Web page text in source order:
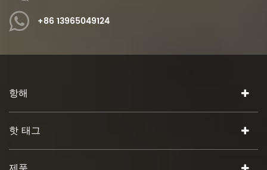
+86 13965049124
항해
핫 태그